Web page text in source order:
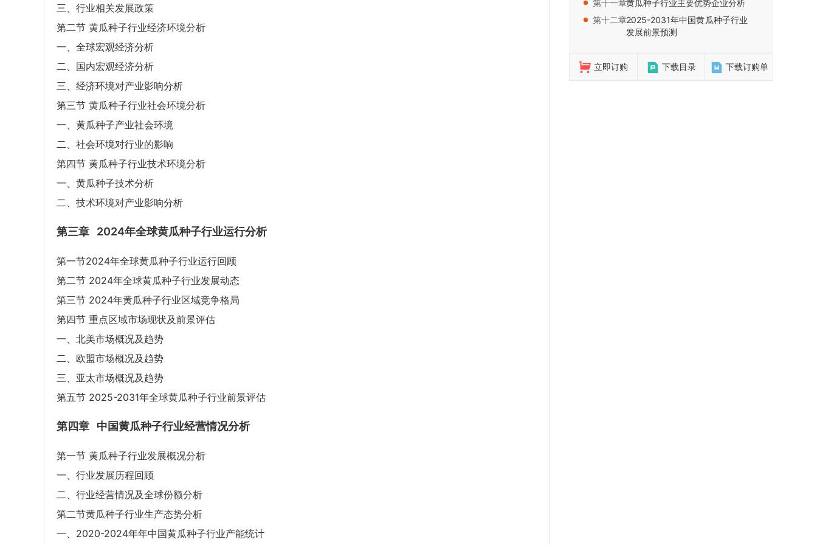
三、行业相关发展政策
第二节 黄瓜种子行业经济环境分析
一、全球宏观经济分析
二、国内宏观经济分析
三、经济环境对产业影响分析
第三节 黄瓜种子行业社会环境分析
一、黄瓜种子产业社会环境
二、社会环境对行业的影响
第四节 黄瓜种子行业技术环境分析
一、黄瓜种子技术分析
二、技术环境对产业影响分析
第三章 2024年全球黄瓜种子行业运行分析
第一节2024年全球黄瓜种子行业运行回顾
第二节 2024年全球黄瓜种子行业发展动态
第三节 2024年黄瓜种子行业区域竞争格局
第四节 重点区域市场现状及前景评估
一、北美市场概况及趋势
二、欧盟市场概况及趋势
三、亚太市场概况及趋势
第五节 2025-2031年全球黄瓜种子行业前景评估
第四章 中国黄瓜种子行业经营情况分析
第一节 黄瓜种子行业发展概况分析
一、行业发展历程回顾
二、行业经营情况及全球份额分析
第二节黄瓜种子行业生产态势分析
一、2020-2024年年中国黄瓜种子行业产能统计
第十一章：黄瓜种子行业主要优势企业分析
第十二章：2025-2031年中国黄瓜种子行业
发展前景预测
立即订购 下载目录 下载订购单